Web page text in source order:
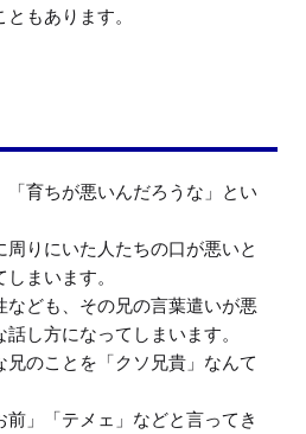
もあります。
「育ちが悪いんだろうな」とい
りにいた人たちの口が悪いと
まいます。
なども、その兄の言葉遣いが悪
し方になってしまいます。
のことを「クソ兄貴」なんて
」「テメェ」などと言ってき